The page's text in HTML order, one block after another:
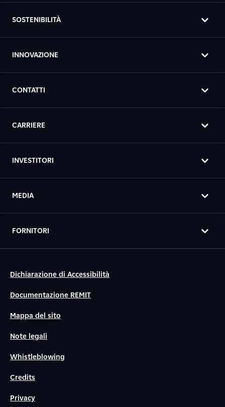
SOSTENIBILITÀ
INNOVAZIONE
CONTATTI
CARRIERE
INVESTITORI
MEDIA
FORNITORI
Dichiarazione di Accessibilità
Documentazione REMIT
Mappa del sito
Note legali
Whistleblowing
Credits
Privacy